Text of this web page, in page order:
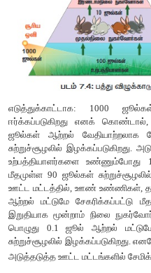
வெப்ப இயக்கவியலின் விதிகள்
ஒரு சூழல்மண்டலத்தின்
இரண்டு விதிகளை
i. வெப்ப இயக்கவியலின் முதல்
ஆற்றல் வெவ்வேறு
கடத்தப்படுகிறது என்பதே
முடியாது ஆனால் ஒரு வகை
இதனால், இந்த பேரண்டத்தில்
எடுத்துக்காட்டு :